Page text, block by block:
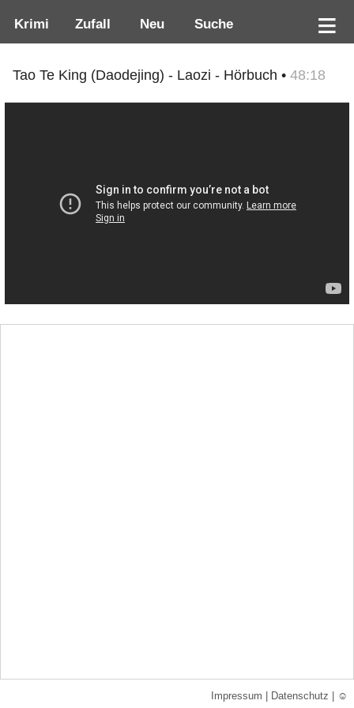
Krimi Zufall Neu Suche
Tao Te King (Daodejing) - Laozi - Hörbuch • 48:18
Impressum Datenschutz ☺